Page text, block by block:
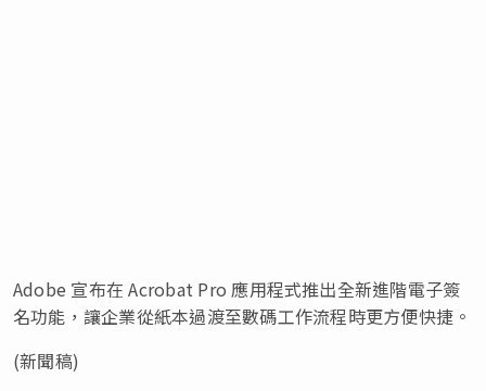
Adobe 宣布在 Acrobat Pro 應用程式推出全新進階電子簽
名功能，讓企業從紙本過渡至數碼工作流程時更方便快捷。
(新聞稿)